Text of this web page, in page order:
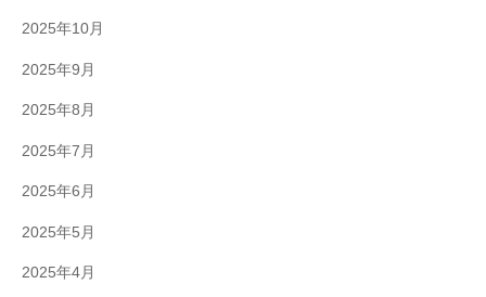
2025年10月
2025年9月
2025年8月
2025年7月
2025年6月
2025年5月
2025年4月